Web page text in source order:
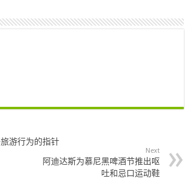
游行为的指针
Next
阿迪达斯为慕尼黑啤酒节推出呕
吐和忌口运动鞋